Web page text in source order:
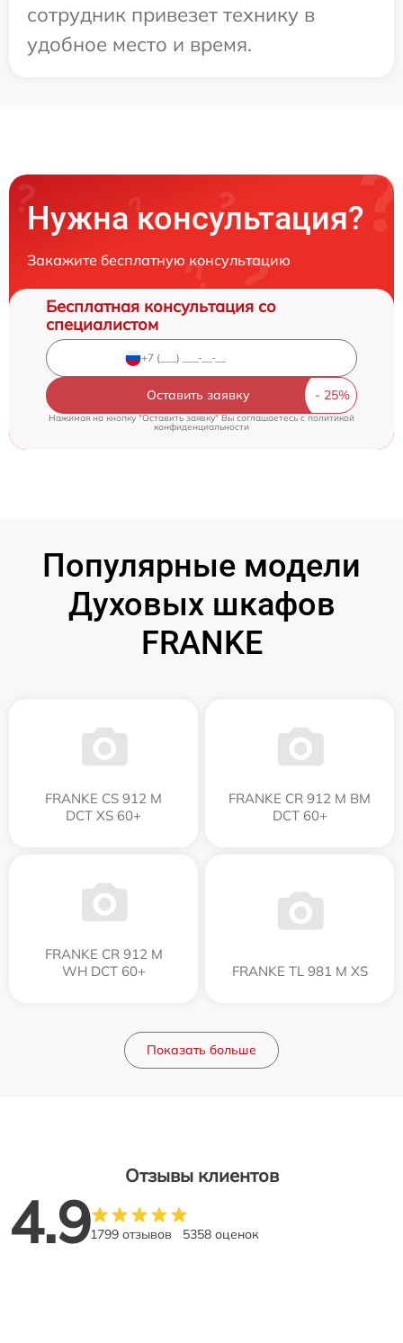
сотрудник привезет технику в
удобное место и время.
Нужна консультация?
Закажите бесплатную консультацию
Бесплатная консультация со
специалистом
Оставить заявку
Нажимая на кнопку "Оставить заявку" Вы соглашаетесь cполитикой
конфиденциальности
Популярные модели
Духовых шкафов
FRANKE
FRANKE CS 912 M
DCT XS 60+
FRANKE CR 912 M BM
DCT 60+
FRANKE CR 912 M
WH DCT 60+
FRANKE TL 981 M XS
Показать больше
Отзывы клиентов
4.91799 отзывов 5358 оценок